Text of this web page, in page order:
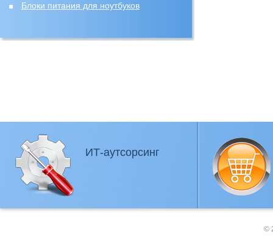
Блоки питания для ноутбуков
ИТ-аутсорсинг
©